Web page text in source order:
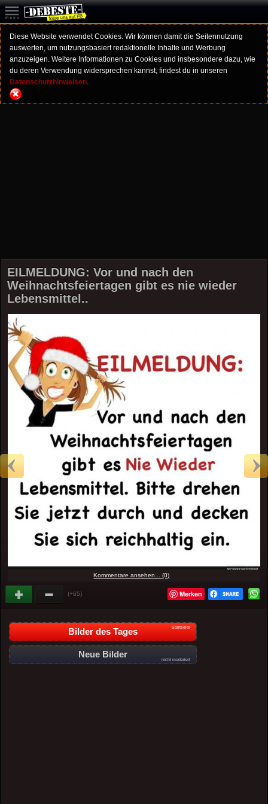
Diese Website verwendet Cookies. Wir können damit die Seitennutzung
auswerten, um nutzungsbasiert redaktionelle Inhalte und Werbung
anzuzeigen. Weitere Informationen zu Cookies und insbesondere dazu, wie
du deren Verwendung widersprechen kannst, findest du in unseren
Datenschutzhinweisen.
EILMELDUNG: Vor und nach den
Weihnachtsfeiertagen gibt es nie wieder
Lebensmittel..
Kommentare ansehen... (0)
(+65) Merken
Bilder des Tages Startseite
Neue Bilder
nicht moderiert